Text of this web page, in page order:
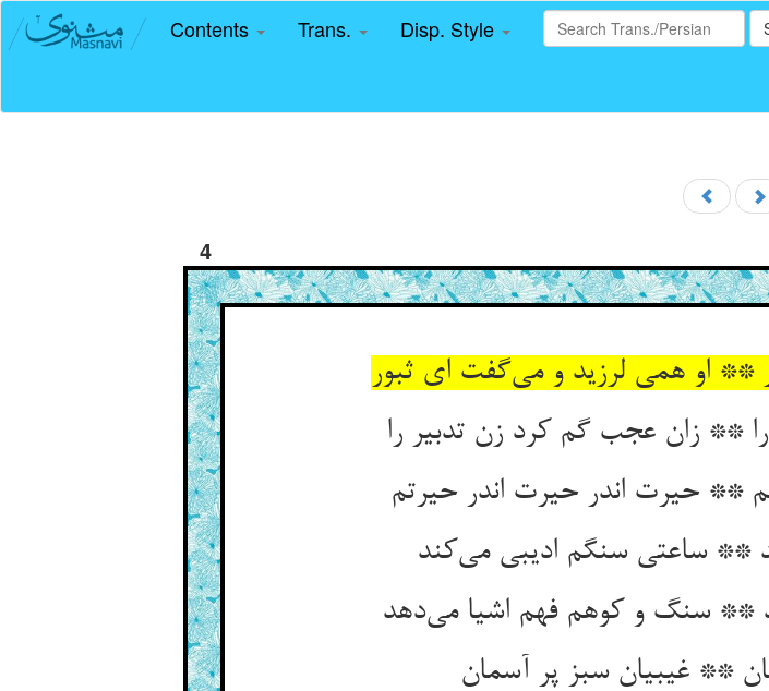
Contents Trans. Disp. Style
4
** او همی لرزید و می‌گفت ای ثبور
** زان عجب گم کرد زن تدبیر را
** حیرت اندر حیرت اندر حیرتم
** ساعتی سنگم ادیبی می‌کند
** سنگ و کوهم فهم اشیا می‌دهد
** غیبیان سبز پر آسمان